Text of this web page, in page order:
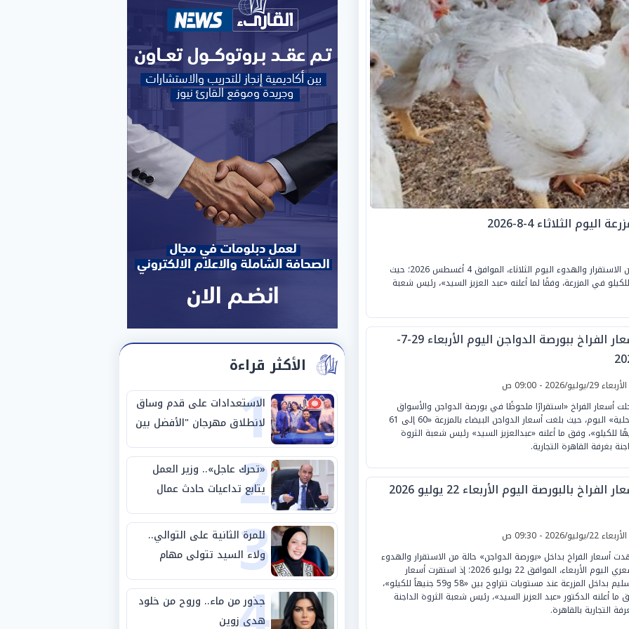
الثلاثاء 4-8-2026
شهدت «أسعار الفراخ في بورصة الدواجن» حالة من الاستقرار والهدوء اليوم الثلاثاء، الموافق 4 أغسطس 2026؛ حيث
البيضاء» ما بين «60 و61 جنيهًا» للكيلو في المزرعة، وفقًا لما أعلنه «عبد العزيز السيد»، رئيس شعبة
أسعار الفراخ ببورصة الدواجن اليوم الأربعاء 29-7-
الأربعاء 29/يوليو/2026 - 09:00 ص
أسعار الفراخ «استقرارًا ملحوظًا في بورصة الدواجن والأسواق
المحلية» اليوم، حيث بلغت أسعار الدواجن البيضاء بالمزرعة «60 إلى 61
للكيلو»، وفق ما أعلنه «عبدالعزيز السيد» رئيس شعبة الثروة
بغرفة القاهرة التجارية.
الفراخ بالبورصة اليوم الأربعاء 22 يوليو 2026
الأربعاء 22/يوليو/2026 - 09:30 ص
أسعار الفراخ بداخل «بورصة الدواجن» حالة من الاستقرار والهدوء
السعري اليوم الأربعاء، الموافق 22 يوليو 2026؛ إذ استقرت أسعار
التسليم بداخل المزرعة عند مستويات تتراوح بين «58 و59 جنيهاً للكيلو»،
ما أعلنه الدكتور «عبد العزيز السيد»، رئيس شعبة الثروة الداجنة
التجارية بالقاهرة.
الأكثر قراءة
1
الاستعدادات على قدم وساق
لانطلاق مهرجان "الأفضل بين
الأفضل" في دورته الخامسة
2
«تحرك عاجل».. وزير العمل
يتابع تداعيات حادث عمال
طريق بني سويف الصحراوي
3
للمرة الثانية على التوالي..
ولاء السيد تتولى مهام
المنسق الإعلامي لمهرجان
"الأفضل بين الأفضل" في
دورته الخامسة
جذور من ماء.. وروح من خلود
هدى زوين